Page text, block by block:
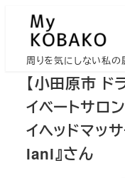
周りを気にしない私の
【小田原市 ド
イベートサロ
イヘッドマッ
lani』さん